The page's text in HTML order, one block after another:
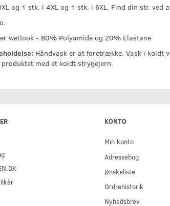
og 1 stk. i 4XL og 1 stk. i 6XL. Find din str. ved
wetlook - 80% Polyamide og 20% Elastane
Håndvask er at foretrække. Vask i koldt
med et koldt strygejern.
KONTO
Min konto
Adressebog
Ønskeliste
Ordrehistorik
Nyhedsbrev